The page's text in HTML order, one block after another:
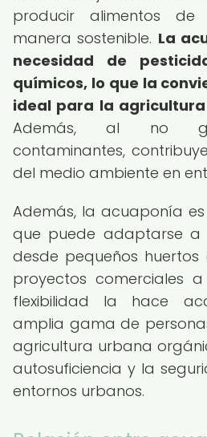
producir alimentos
manera sostenible. La
necesidad de
químicos, lo que la
ideal para la
Además, al no
contaminantes,
del medio ambiente en
Además, la acuaponía
que puede adaptarse a
desde pequeños
proyectos comerciales
flexibilidad la hace
amplia gama de
agricultura urbana
autosuficiencia y la
entornos urbanos.